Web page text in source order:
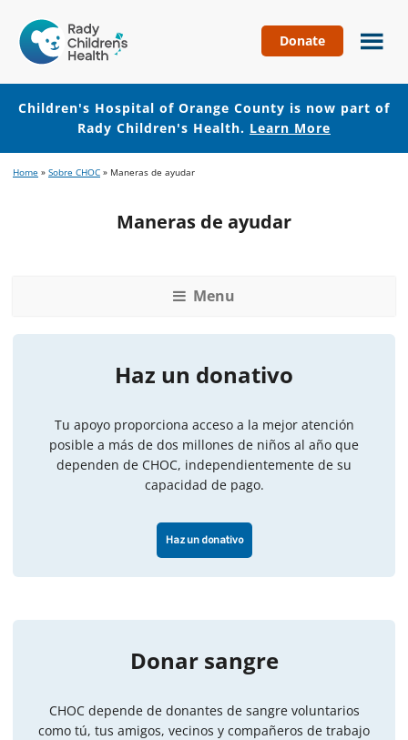
Hospital
of
Orange
County
Donate
Children's Hospital of Orange County is now part of
Rady Children's Health. Learn More
to
to
Home » Sobre CHOC » Maneras de ayudar
Maneras de ayudar
Menu
Haz un donativo
Tu apoyo proporciona acceso a la mejor atención
posible a más de dos millones de niños al año que
dependen de CHOC, independientemente de su
capacidad de pago.
Haz un donativo
Donar sangre
CHOC depende de donantes de sangre voluntarios
como tú, tus amigos, vecinos y compañeros de trabajo